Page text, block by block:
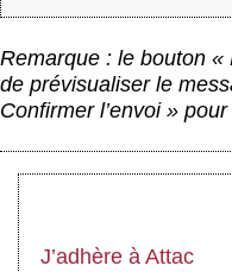
Remarque : le bouton
de prévisualiser le
Confirmer l’envoi »
J’adhère à Attac